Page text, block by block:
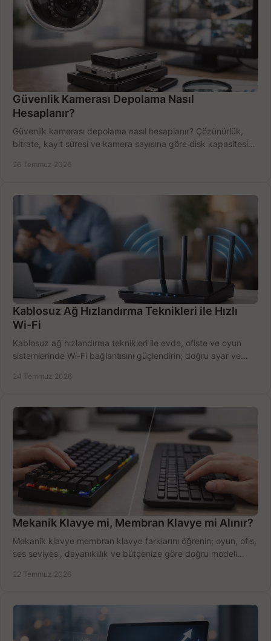
Güvenlik Kamerası Depolama Nasıl
Hesaplanır?
Güvenlik kamerası depolama nasıl hesaplanır? Çözünürlük,
bitrate, kayıt süresi ve kamera sayısına göre disk kapasitesini
26 Temmuz 2026
Kablosuz Ağ Hızlandırma Teknikleri ile Hızlı
Wi-Fi
Kablosuz ağ hızlandırma teknikleri ile evde, ofiste ve oyun
sistemlerinde Wi-Fi bağlantısını güçlendirin; doğru ayar ve
24 Temmuz 2026
Mekanik Klavye mi, Membran Klavye mi Alınır?
Mekanik klavye membran klavye farklarını öğrenin; oyun, ofis,
ses seviyesi, dayanıklılık ve bütçenize göre doğru modeli
22 Temmuz 2026